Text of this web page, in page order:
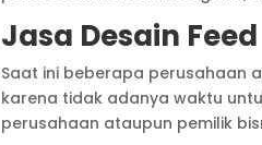
Jasa Desain
Saat ini beberapa perusahaan
karena tidak adanya waktu
perusahaan ataupun pemilik